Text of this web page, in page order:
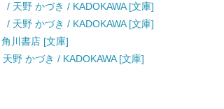
/ 天野 かづき / KADOKAWA [文庫]
/ 天野 かづき / KADOKAWA [文庫]
川書店 [文庫]
野 かづき / KADOKAWA [文庫]